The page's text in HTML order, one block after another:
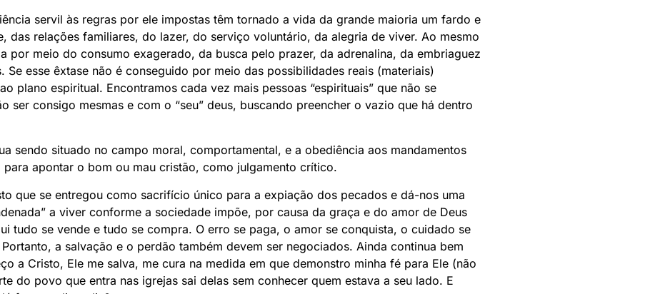
servil às regras por ele impostas têm tornado a vida da grande maioria um fardo e
das relações familiares, do lazer, do serviço voluntário, da alegria de viver. Ao mesmo
por meio do consumo exagerado, da busca pelo prazer, da adrenalina, da embriaguez
Se esse êxtase não é conseguido por meio das possibilidades reais (materiais)
plano espiritual. Encontramos cada vez mais pessoas “espirituais” que não se
ser consigo mesmas e com o “seu” deus, buscando preencher o vazio que há dentro
sendo situado no campo moral, comportamental, e a obediência aos mandamentos
apontar o bom ou mau cristão, como julgamento crítico.
que se entregou como sacrifício único para a expiação dos pecados e dá-nos uma
a viver conforme a sociedade impõe, por causa da graça e do amor de Deus
tudo se vende e tudo se compra. O erro se paga, o amor se conquista, o cuidado se
a salvação e o perdão também devem ser negociados. Ainda continua bem
a Cristo, Ele me salva, me cura na medida em que demonstro minha fé para Ele (não
do povo que entra nas igrejas sai delas sem conhecer quem estava a seu lado. E